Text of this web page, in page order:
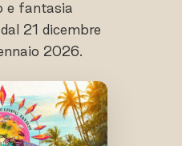
e fantasia
21 dicembre
2026.